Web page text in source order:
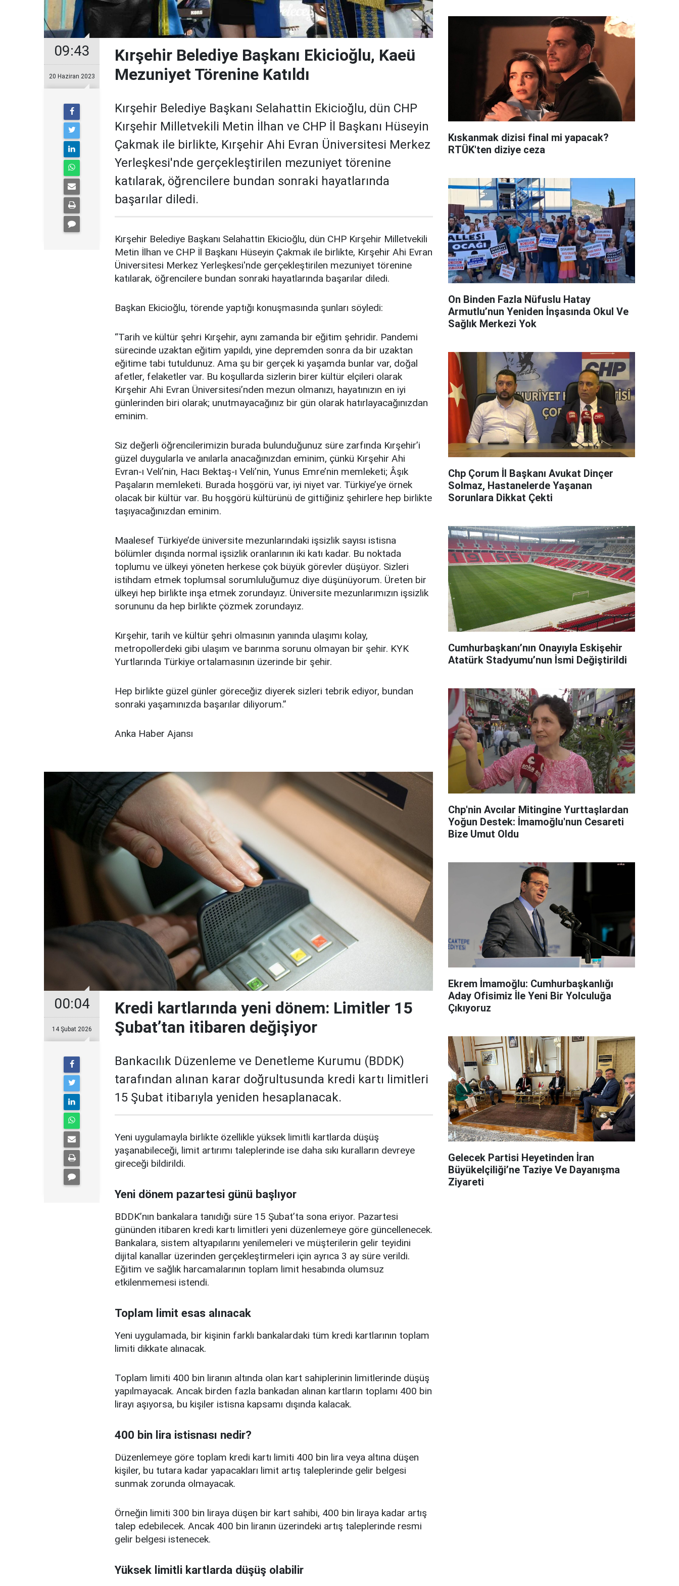
09:43
20 Haziran 2023
Kırşehir Belediye Başkanı Ekicioğlu, Kaeü
Mezuniyet Törenine Katıldı
Kırşehir Belediye Başkanı Selahattin Ekicioğlu, dün CHP
Kırşehir Milletvekili Metin İlhan ve CHP İl Başkanı Hüseyin
Çakmak ile birlikte, Kırşehir Ahi Evran Üniversitesi Merkez
Yerleşkesi'nde gerçekleştirilen mezuniyet törenine
katılarak, öğrencilere bundan sonraki hayatlarında
başarılar diledi.
Kırşehir Belediye Başkanı Selahattin Ekicioğlu, dün CHP Kırşehir Milletvekili
Metin İlhan ve CHP İl Başkanı Hüseyin Çakmak ile birlikte, Kırşehir Ahi Evran
Üniversitesi Merkez Yerleşkesi'nde gerçekleştirilen mezuniyet törenine
katılarak, öğrencilere bundan sonraki hayatlarında başarılar diledi.
Başkan Ekicioğlu, törende yaptığı konuşmasında şunları söyledi:
“Tarih ve kültür şehri Kırşehir, aynı zamanda bir eğitim şehridir. Pandemi
sürecinde uzaktan eğitim yapıldı, yine depremden sonra da bir uzaktan
eğitime tabi tutuldunuz. Ama şu bir gerçek ki yaşamda bunlar var, doğal
afetler, felaketler var. Bu koşullarda sizlerin birer kültür elçileri olarak
Kırşehir Ahi Evran Üniversitesi’nden mezun olmanızı, hayatınızın en iyi
günlerinden biri olarak; unutmayacağınız bir gün olarak hatırlayacağınızdan
eminim.
Siz değerli öğrencilerimizin burada bulunduğunuz süre zarfında Kırşehir’i
güzel duygularla ve anılarla anacağınızdan eminim, çünkü Kırşehir Ahi
Evran-ı Veli’nin, Hacı Bektaş-ı Veli’nin, Yunus Emre’nin memleketi; Âşık
Paşaların memleketi. Burada hoşgörü var, iyi niyet var. Türkiye’ye örnek
olacak bir kültür var. Bu hoşgörü kültürünü de gittiğiniz şehirlere hep birlikte
taşıyacağınızdan eminim.
Maalesef Türkiye’de üniversite mezunlarındaki işsizlik sayısı istisna
bölümler dışında normal işsizlik oranlarının iki katı kadar. Bu noktada
toplumu ve ülkeyi yöneten herkese çok büyük görevler düşüyor. Sizleri
istihdam etmek toplumsal sorumluluğumuz diye düşünüyorum. Üreten bir
ülkeyi hep birlikte inşa etmek zorundayız. Üniversite mezunlarımızın işsizlik
sorununu da hep birlikte çözmek zorundayız.
Kırşehir, tarih ve kültür şehri olmasının yanında ulaşımı kolay,
metropollerdeki gibi ulaşım ve barınma sorunu olmayan bir şehir. KYK
Yurtlarında Türkiye ortalamasının üzerinde bir şehir.
Hep birlikte güzel günler göreceğiz diyerek sizleri tebrik ediyor, bundan
sonraki yaşamınızda başarılar diliyorum.”
Anka Haber Ajansı
00:04
14 Şubat 2026
Kredi kartlarında yeni dönem: Limitler 15
Şubat’tan itibaren değişiyor
Bankacılık Düzenleme ve Denetleme Kurumu (BDDK)
tarafından alınan karar doğrultusunda kredi kartı limitleri
15 Şubat itibarıyla yeniden hesaplanacak.
Yeni uygulamayla birlikte özellikle yüksek limitli kartlarda düşüş
yaşanabileceği, limit artırımı taleplerinde ise daha sıkı kuralların devreye
gireceği bildirildi.
Yeni dönem pazartesi günü başlıyor
BDDK’nın bankalara tanıdığı süre 15 Şubat’ta sona eriyor. Pazartesi
gününden itibaren kredi kartı limitleri yeni düzenlemeye göre güncellenecek.
Bankalara, sistem altyapılarını yenilemeleri ve müşterilerin gelir teyidini
dijital kanallar üzerinden gerçekleştirmeleri için ayrıca 3 ay süre verildi.
Eğitim ve sağlık harcamalarının toplam limit hesabında olumsuz
etkilenmemesi istendi.
Toplam limit esas alınacak
Yeni uygulamada, bir kişinin farklı bankalardaki tüm kredi kartlarının toplam
limiti dikkate alınacak.
Toplam limiti 400 bin liranın altında olan kart sahiplerinin limitlerinde düşüş
yapılmayacak. Ancak birden fazla bankadan alınan kartların toplamı 400 bin
lirayı aşıyorsa, bu kişiler istisna kapsamı dışında kalacak.
400 bin lira istisnası nedir?
Düzenlemeye göre toplam kredi kartı limiti 400 bin lira veya altına düşen
kişiler, bu tutara kadar yapacakları limit artış taleplerinde gelir belgesi
sunmak zorunda olmayacak.
Örneğin limiti 300 bin liraya düşen bir kart sahibi, 400 bin liraya kadar artış
talep edebilecek. Ancak 400 bin liranın üzerindeki artış taleplerinde resmi
gelir belgesi istenecek.
Yüksek limitli kartlarda düşüş olabilir
Kıskanmak dizisi final mi yapacak?
RTÜK'ten diziye ceza
On Binden Fazla Nüfuslu Hatay
Armutlu’nun Yeniden İnşasında Okul Ve
Sağlık Merkezi Yok
Chp Çorum İl Başkanı Avukat Dinçer
Solmaz, Hastanelerde Yaşanan
Sorunlara Dikkat Çekti
Cumhurbaşkanı’nın Onayıyla Eskişehir
Atatürk Stadyumu’nun İsmi Değiştirildi
Chp'nin Avcılar Mitingine Yurttaşlardan
Yoğun Destek: İmamoğlu'nun Cesareti
Bize Umut Oldu
Ekrem İmamoğlu: Cumhurbaşkanlığı
Aday Ofisimiz İle Yeni Bir Yolculuğa
Çıkıyoruz
Gelecek Partisi Heyetinden İran
Büyükelçiliği’ne Taziye Ve Dayanışma
Ziyareti